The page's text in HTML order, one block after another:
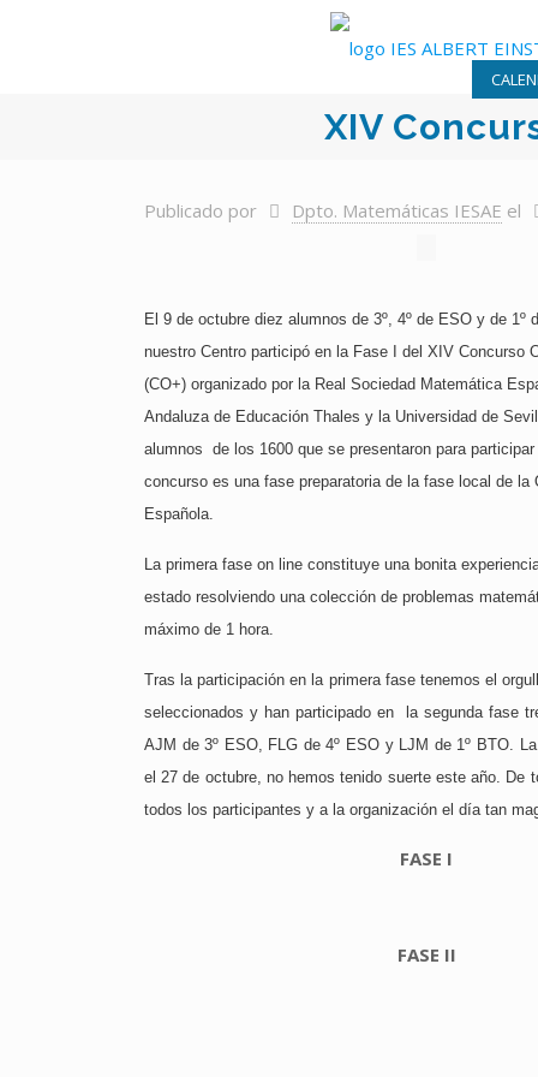
XIV
Publicado por Dpto. Matemáticas IESAE el
El 9 de octubre diez alumnos de 3º, 4º de ESO y de 1º
nuestro Centro participó en la Fase I del XIV Concurso
(CO+) organizado por la Real Sociedad Matemática
Andaluza de Educación Thales y la Universidad de
alumnos de los 1600 que se presentaron para
concurso es una fase preparatoria de la fase local de la
Española.
La primera fase on line constituye una bonita
estado resolviendo una colección de problemas
máximo de 1 hora.
Tras la participación en la primera fase tenemos el
seleccionados y han participado en la segunda fase
AJM de 3º ESO, FLG de 4º ESO y LJM de 1º BTO.
el 27 de octubre, no hemos tenido suerte este año. De
todos los participantes y a la organización el día tan
FASE I
FASE II